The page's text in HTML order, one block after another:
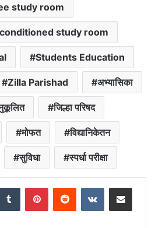
study room
study room
Students Education
Zilla Parishad अभ्यासिका
जिल्हा परिषद
मोफत विद्यानिकेतन
सुविधा स्पर्धा परीक्षा
Tumblr PinterestReddit VKontakteShare via Email